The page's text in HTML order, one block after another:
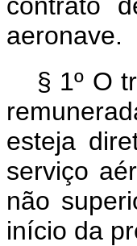
aeronave.
§ 1º O
esteja
serviço
não
início da